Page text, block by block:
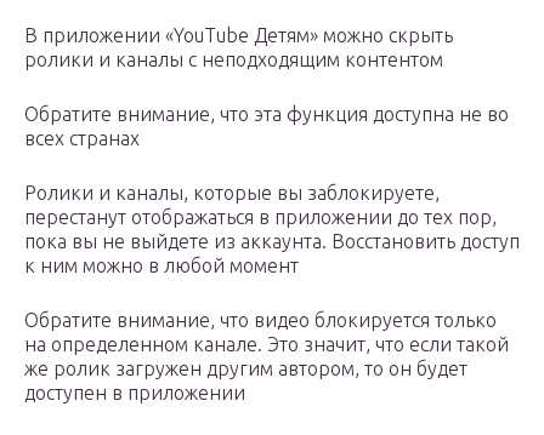
В приложении «YouTube Детям» можно скрыть
ролики и каналы с неподходящим контентом
Обратите внимание, что эта функция доступна не во
всех странах
Ролики и каналы, которые вы заблокируете,
перестанут отображаться в приложении до тех пор,
пока вы не выйдете из аккаунта. Восстановить доступ
к ним можно в любой момент
Обратите внимание, что видео блокируется только
на определенном канале. Это значит, что если такой
же ролик загружен другим автором, то он будет
доступен в приложении